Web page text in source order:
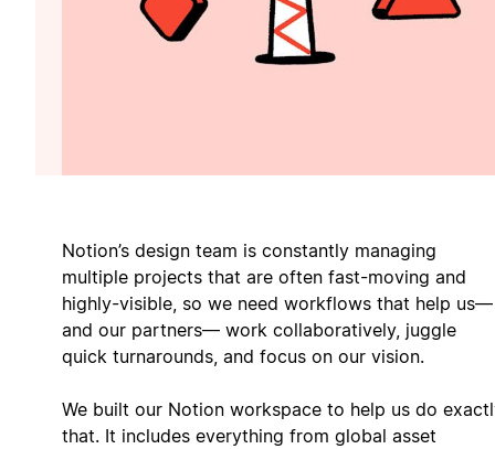
Notion’s design team is constantly managing
multiple projects that are often fast-moving and
highly-visible, so we need workflows that help us—
and our partners— work collaboratively, juggle
quick turnarounds, and focus on our vision.
We built our Notion workspace to help us do
that. It includes everything from global asset